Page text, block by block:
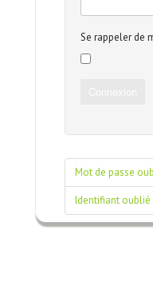
Se rappeler de
Mot de passe
Identifiant oublié